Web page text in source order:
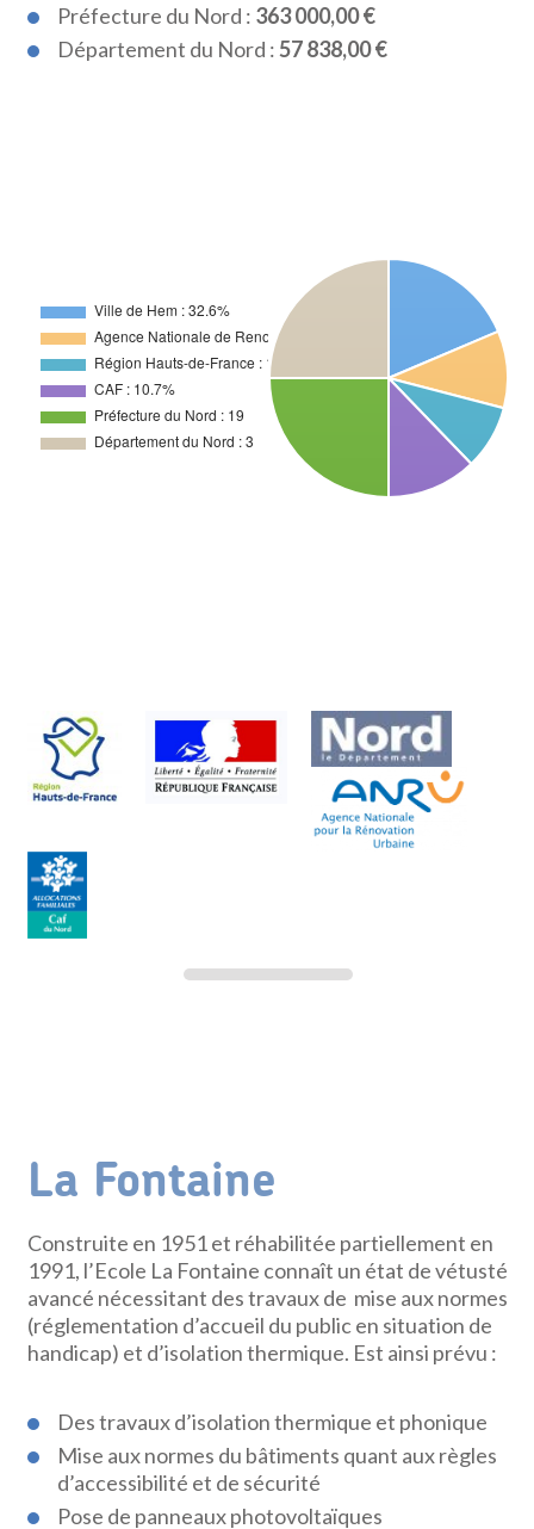
Préfecture du Nord : 363 000,00 €
Département du Nord :57 838,00 €
La Fontaine
Construite en 1951 et réhabilitée partiellement en
1991, l’Ecole La Fontaine connaît un état de vétusté
avancé nécessitant des travaux de mise aux normes
(réglementation d’accueil du public en situation de
handicap) et d’isolation thermique. Est ainsi prévu :
Des travaux d’isolation thermique et phonique
Mise aux normes du bâtiments quant aux règles
d’accessibilité et de sécurité
Pose de panneaux photovoltaïques